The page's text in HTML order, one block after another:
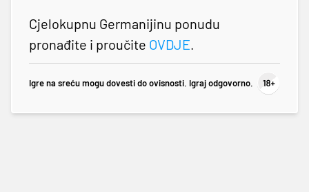
Cjelokupnu Germanijinu ponudu
pronađite i proučite OVDJE.
Igre na sreću mogu dovesti do ovisnosti. Igraj odgovorno.